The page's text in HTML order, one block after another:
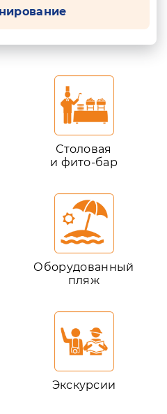
Столовая
и фито-бар
Оборудованный
пляж
Экскурсии